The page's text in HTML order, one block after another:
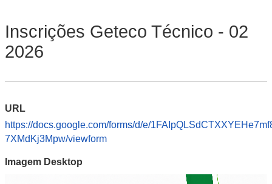
Inscrições Geteco Técnico - 02
2026
URL
https://docs.google.com/forms/d/e/
7XMdKj3Mpw/viewform
Imagem Desktop